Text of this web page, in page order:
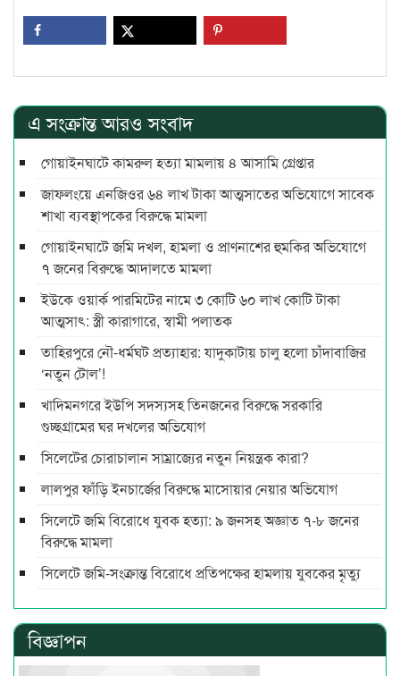
এ সংক্রান্ত আরও সংবাদ
গোয়াইনঘাটে কামরুল হত্যা মামলায় ৪ আসামি গ্রেপ্তার
জাফলংয়ে এনজিওর ৬৪ লাখ টাকা আত্মসাতের অভিযোগে সাবেক
শাখা ব্যবস্থাপকের বিরুদ্ধে মামলা
গোয়াইনঘাটে জমি দখল, হামলা ও প্রাণনাশের হুমকির অভিযোগে
৭ জনের বিরুদ্ধে আদালতে মামলা
ইউকে ওয়ার্ক পারমিটের নামে ৩ কোটি ৬০ লাখ কোটি টাকা
আত্মসাৎ: স্ত্রী কারাগারে, স্বামী পলাতক
তাহিরপুরে নৌ-ধর্মঘট প্রত্যাহার: যাদুকাটায় চালু হলো চাঁদাবাজির
‘নতুন টোল’!
খাদিমনগরে ইউপি সদস্যসহ তিনজনের বিরুদ্ধে সরকারি
গুচ্ছগ্রামের ঘর দখলের অভিযোগ
সিলেটের চোরাচালান সাম্রাজ্যের নতুন নিয়ন্ত্রক কারা?
লালপুর ফাঁড়ি ইনচার্জের বিরুদ্ধে মাসোয়ার নেয়ার অভিযোগ
সিলেটে জমি বিরোধে যুবক হত্যা: ৯ জনসহ অজ্ঞাত ৭-৮ জনের
বিরুদ্ধে মামলা
সিলেটে জমি-সংক্রান্ত বিরোধে প্রতিপক্ষের হামলায় যুবকের মৃত্যু
বিজ্ঞাপন